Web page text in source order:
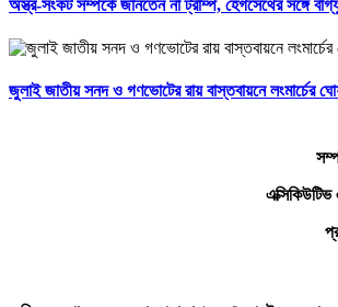
অস্ত্র-সংকট সম্পর্কে জানতেন না ট্রাম্প, হেগসেথের সঙ্গে
জুলাই জাতীয় সনদ ও গণভোটের রায় বাস্তবায়নে লংমার্চের